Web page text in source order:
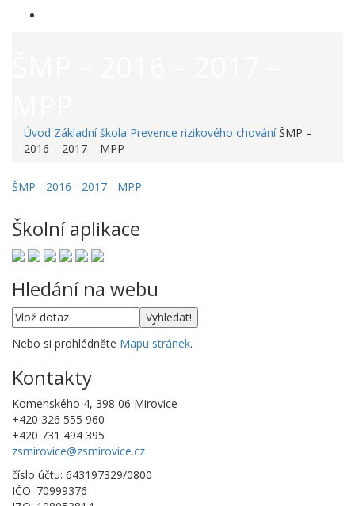
Úvod Základní škola Prevence rizikového chování ŠMP –
2016 – 2017 – MPP
ŠMP - 2016 - 2017 - MPP
Školní aplikace
Hledání na webu
Nebo si prohlédněte Mapu stránek.
Kontakty
Komenského 4, 398 06 Mirovice
+420 326 555 960
+420 731 494 395
zsmirovice@zsmirovice.cz
číslo účtu: 643197329/0800
IČO: 70999376